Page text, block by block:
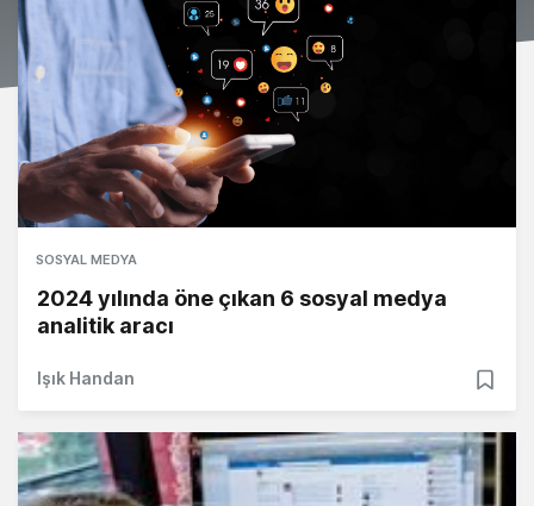
SOSYAL MEDYA
2024 yılında öne çıkan 6 sosyal medya
analitik aracı
Işık Handan